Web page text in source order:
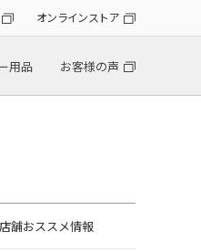
オンラインストア
用品 お客様の声
店舗おススメ情報